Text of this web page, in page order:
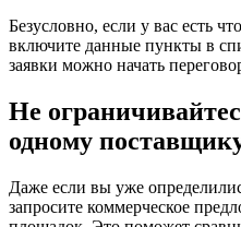
Безусловно, если у вас есть
включите данные пункты в
заявки можно начать
Не
одному
Даже если вы уже
запросите коммерческое